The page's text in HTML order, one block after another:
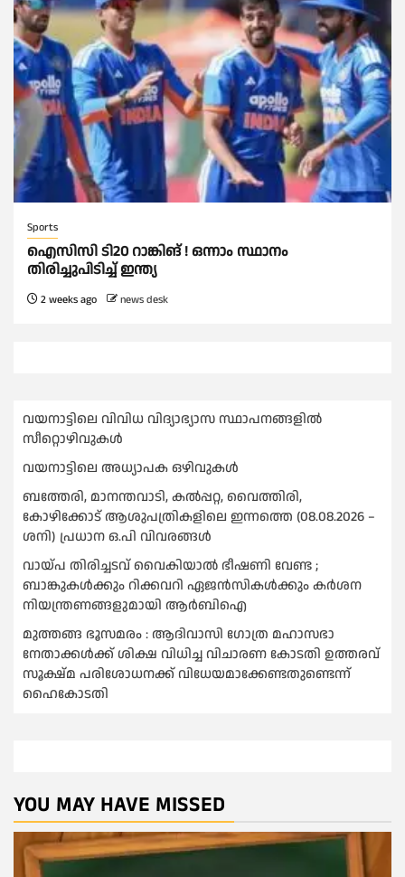
Sports
ഐസിസി ടി20 റാങ്കിങ് ! ഒന്നാം സ്ഥാനം
തിരിച്ചുപിടിച്ച്‌ ഇന്ത്യ
2 weeks ago news desk
വയനാട്ടിലെ വിവിധ വിദ്യാഭ്യാസ സ്ഥാപനങ്ങളിൽ
സീറ്റൊഴിവുകൾ
വയനാട്ടിലെ അധ്യാപക ഒഴിവുകൾ
ബത്തേരി, മാനന്തവാടി, കൽപ്പറ്റ, വൈത്തിരി,
കോഴിക്കോട് ആശുപത്രികളിലെ ഇന്നത്തെ (08.08.2026 –
ശനി) പ്രധാന ഒ.പി വിവരങ്ങൾ
വായ്പ തിരിച്ചടവ് വൈകിയാല്‍ ഭീഷണി വേണ്ട ;
ബാങ്കുകള്‍ക്കും റിക്കവറി ഏജൻസികള്‍ക്കും കര്‍ശന
നിയന്ത്രണങ്ങളുമായി ആര്‍ബിഐ
മുത്തങ്ങ ഭൂസമരം : ആദിവാസി ഗോത്ര മഹാസഭാ
നേതാക്കള്‍ക്ക് ശിക്ഷ വിധിച്ച വിചാരണ കോടതി ഉത്തരവ്
സൂക്ഷ്മ പരിശോധനക്ക് വിധേയമാക്കേണ്ടതുണ്ടെന്ന്
ഹൈകോടതി
YOU MAY HAVE MISSED